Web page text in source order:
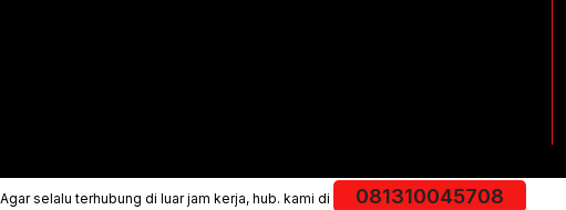
Agar selalu terhubung di luar jam kerja, hub. kami di 081310045708